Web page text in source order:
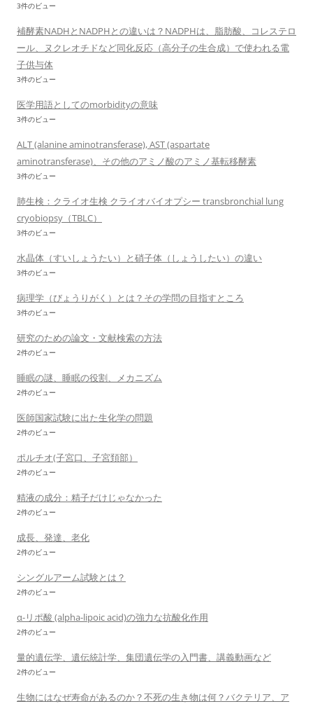
3件のビュー
補酵素NADHとNADPHとの違いは？NADPHは、脂肪酸、コレステロ
ール、ヌクレオチドなど同化反応（高分子の生合成）で使われる電
子供与体
3件のビュー
医学用語としてのmorbidityの意味
3件のビュー
ALT (alanine aminotransferase), AST (aspartate
aminotransferase)、その他のアミノ酸のアミノ基転移酵素
3件のビュー
肺生検：クライオ生検 クライオバイオプシー transbronchial lung
cryobiopsy（TBLC）
3件のビュー
水晶体（すいしょうたい）と硝子体（しょうしたい）の違い
3件のビュー
病理学（びょうりがく）とは？その学問の目指すところ
3件のビュー
研究のための論文・文献検索の方法
2件のビュー
睡眠の謎、睡眠の役割、メカニズム
2件のビュー
医師国家試験に出た生化学の問題
2件のビュー
ポルチオ(子宮口、子宮頚部）
2件のビュー
精液の成分：精子だけじゃなかった
2件のビュー
成長、発達、老化
2件のビュー
シングルアーム試験とは？
2件のビュー
α-リポ酸 (alpha-lipoic acid)の強力な抗酸化作用
2件のビュー
量的遺伝学、遺伝統計学、集団遺伝学の入門書、講義動画など
2件のビュー
生物にはなぜ寿命があるのか？不死の生き物は何？バクテリア、ア